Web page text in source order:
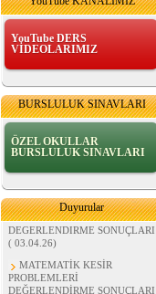
YouTube DERS
VİDEOLARIMIZ
BURSLULUK SINAVLARI
ÖZEL OKULLAR
BURSLULUK SINAVLARI
Duyurular
MATEMATİK SAATLER
DEĞERLENDİRME SONUÇLARI
( 03.04.26)
MATEMATİK KESİR
PROBLEMLERİ
DEĞERLENDİRME SONUÇLARI
(02.03.26)